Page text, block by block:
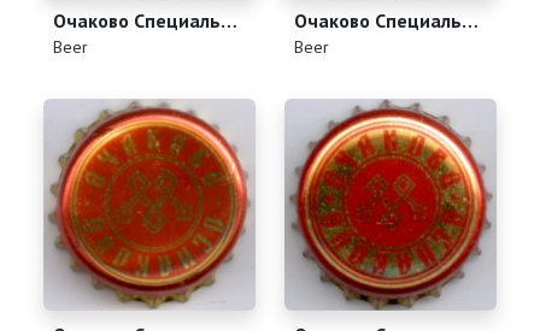
Очаково Специальное
(Beer)
Очаково Специальное
(Beer)